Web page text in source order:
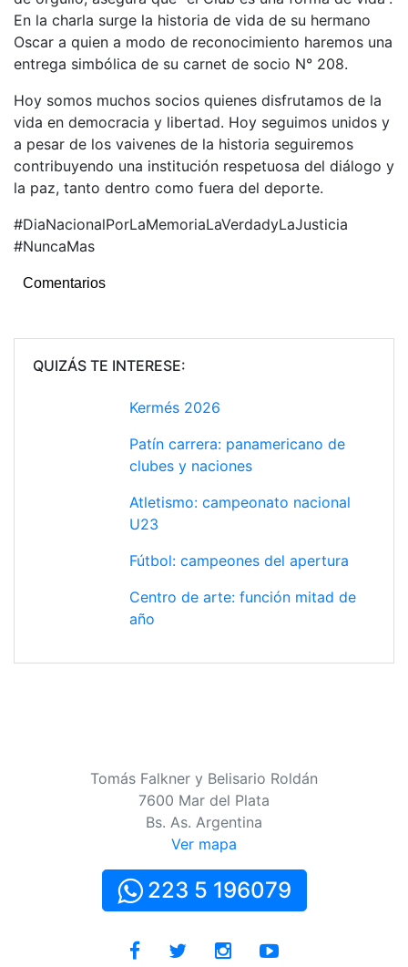
En la charla surge la historia de vida de su hermano
Oscar a quien a modo de reconocimiento haremos una
entrega simbólica de su carnet de socio N° 208.
Hoy somos muchos socios quienes disfrutamos de la
vida en democracia y libertad. Hoy seguimos unidos y
a pesar de los vaivenes de la historia seguiremos
contribuyendo una institución respetuosa del diálogo y
la paz, tanto dentro como fuera del deporte.
#DiaNacionalPorLaMemoriaLaVerdadyLaJusticia
#NuncaMas
Comentarios
QUIZÁS TE INTERESE:
Kermés 2026
Patín carrera: panamericano de
clubes y naciones
Atletismo: campeonato nacional
U23
Fútbol: campeones del apertura
Centro de arte: función mitad de
año
Tomás Falkner y Belisario Roldán
7600 Mar del Plata
Bs. As. Argentina
Ver mapa
223 5 196079